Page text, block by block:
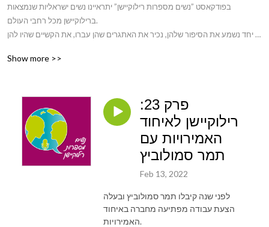
בפודקאסט ”נשים מספרות רילוקיישן” יתראיינו נשים ישראליות שנמצאות
ברילוקיישן מכל רחבי העולם.
יחד נשמע את הסיפור שלהן, נכיר את האתגרים שהן עברו, את הקשיים שהיו להן
הפודקאסט נוצר כדי שכל אישה שנמצאת ברילוקיישן או מתכננת אחד שכזה תדע
סיפורים של נשים מעניינות ברילוקיישן,  הפודקאסט ”נשים מספרות רילוקיישן” הוא
בדיוק בשבילכם!
Show more >>
פרק 23:
רילוקיישן לאיחוד
האמירויות עם
תמר סמולוביץ
Feb 13, 2022
לפני שנה קיבלו תמר סמולוביץ ובעלה
הצעת עבודה מפתיעה מחברה באיחוד
האמירויות.